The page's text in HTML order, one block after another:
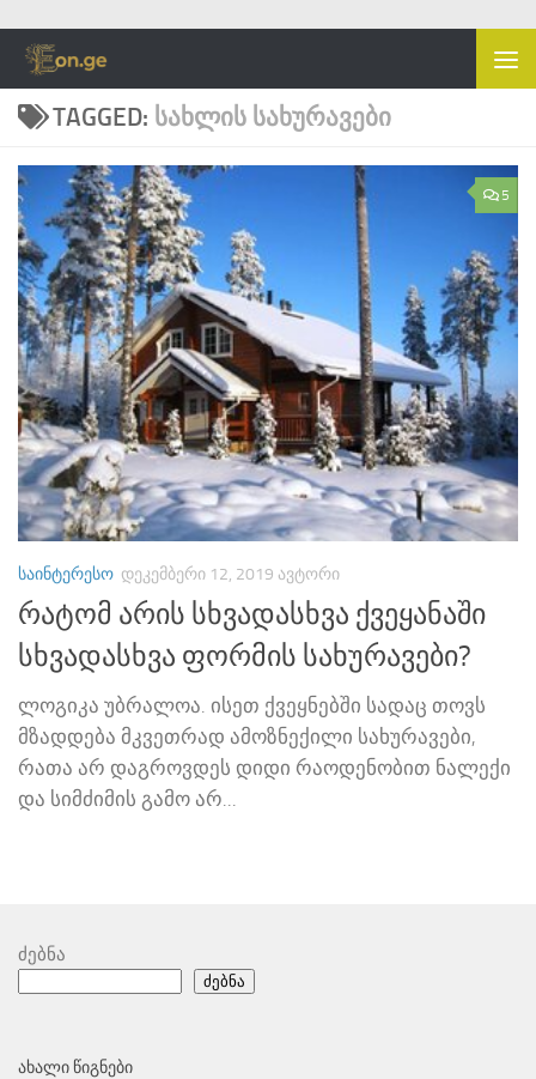
Skip to content
TAGGED: ᲡᲐᲮᲚᲘᲡ ᲡᲐᲮᲣᲠᲐᲕᲔᲑᲘ
5
ᲡᲐᲘᲜᲢᲔᲠᲔᲡᲝ ᲓᲔᲙᲔᲛᲑᲔᲠᲘ 12, 2019 ᲐᲕᲢᲝᲠᲘ
რატომ არის სხვადასხვა ქვეყანაში
სხვადასხვა ფორმის სახურავები?
ლოგიკა უბრალოა. ისეთ ქვეყნებში სადაც თოვს
მზადდება მკვეთრად ამოზნექილი სახურავები,
რათა არ დაგროვდეს დიდი რაოდენობით ნალექი
და სიმძიმის გამო არ...
ძებნა
ძებნა
ᲐᲮᲐᲚᲘ ᲬᲘᲒᲜᲔᲑᲘ